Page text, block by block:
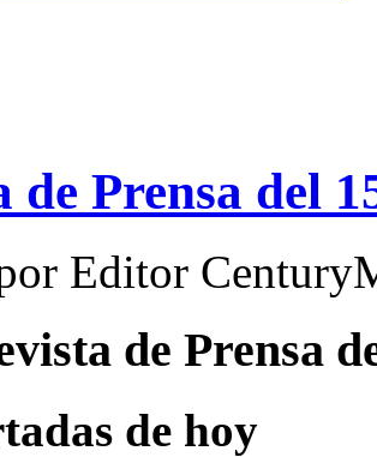
de Prensa del
Editor
de Prensa
de hoy